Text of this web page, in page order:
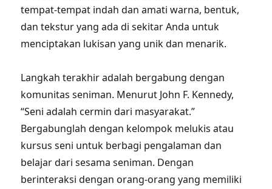
tempat-tempat indah dan amati warna, bentuk,
dan tekstur yang ada di sekitar Anda untuk
menciptakan lukisan yang unik dan menarik.
Langkah terakhir adalah bergabung dengan
komunitas seniman. Menurut John F. Kennedy,
“Seni adalah cermin dari masyarakat.”
Bergabunglah dengan kelompok melukis atau
kursus seni untuk berbagi pengalaman dan
belajar dari sesama seniman. Dengan
berinteraksi dengan orang-orang yang memiliki